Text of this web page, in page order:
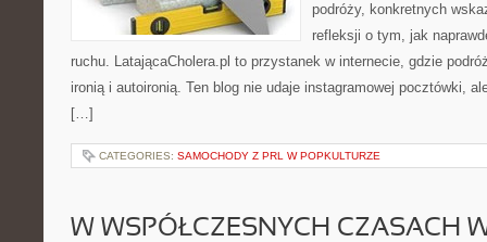
podróży, konkretnych
refleksji o tym, jak
ruchu. LatającaCholera.pl to przystanek w internecie, gdzie
ironią i autoironią. Ten blog nie udaje instagramowej pocztówki,
[…]
CATEGORIES: SAMOCHODY Z PRL W POPKULTURZE
W WSPÓŁCZESNYCH CZASACH